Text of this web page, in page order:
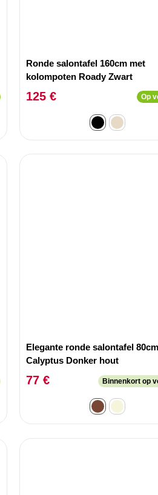
Ronde salontafel 160cm met
kolompoten Roady Zwart
125 € Op
Elegante ronde salontafel 80cm
Calyptus Donker hout
77 € Binnenkort op